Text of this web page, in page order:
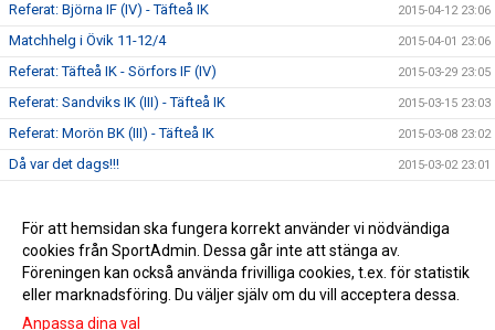
Referat: Björna IF (IV) - Täfteå IK 2015-04-12 23:06
Matchhelg i Övik 11-12/4 2015-04-01 23:06
Referat: Täfteå IK - Sörfors IF (IV) 2015-03-29 23:05
Referat: Sandviks IK (III) - Täfteå IK 2015-03-15 23:03
Referat: Morön BK (III) - Täfteå IK 2015-03-08 23:02
Då var det dags!!! 2015-03-02 23:01
Ytterligare spelare klara för säsongen 2015:) 2015-02-02 10:47
Truppen för 2015 växer :) 2014-12-17 10:49
För att hemsidan ska fungera korrekt använder vi nödvändiga
cookies från SportAdmin. Dessa går inte att stänga av.
Föreningen kan också använda frivilliga cookies, t.ex. för statistik
eller marknadsföring. Du väljer själv om du vill acceptera dessa.
Anpassa dina val